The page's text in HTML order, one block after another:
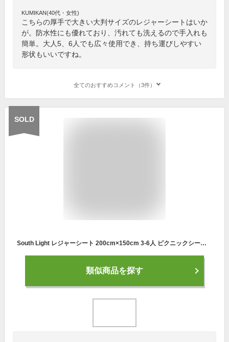
KUMIKAN(40代・女性)
こちらの厚手で大きい大判サイズのレジャーシートはいか
が。防水性にも優れており、汚れても洗えるので手入れも
簡単。大人5、6人でも広々使用でき、持ち運びしやすい
形状もいいですね。
全てのおすすめコメント（3件）
SOLD
South Light レジャーシート 200cm×150cm 3-6人 ピクニックシート 大きい 厚手 2人 4人 6人 軽量 お花見 行楽 運動会 バーベキュー 避難 災害 防災用品 大判 防水 アウトドア 海 子供 室内 洗える キャンプ sl-ycd01
類似商品を探す